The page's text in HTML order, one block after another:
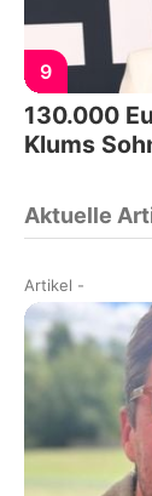
9
130.000
Klums
Aktuelle
Artikel -